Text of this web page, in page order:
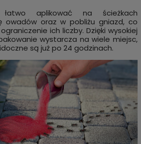
aplikować na ścieżkach
owadów oraz w pobliżu gniazd, co
ich liczby. Dzięki wysokiej
wystarcza na wiele miejsc,
są już po 24 godzinach.